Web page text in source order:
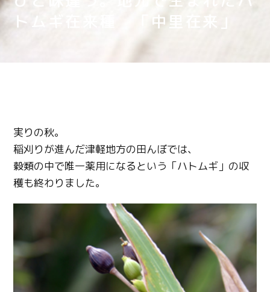
トムギ在来種 「中里在来」
実りの秋。
稲刈りが進んだ津軽地方の田んぼでは、
穀類の中で唯一薬用になるという「ハトムギ」の収
穫も終わりました。